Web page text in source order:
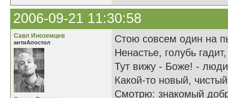
2006-09-21 11:30:58
Савл Иноземцев
антиАпостол
Стою совсем один на
Ненастье, голубь
Тут вижу - Боже! -
Какой-то новый,
Смотрю: знакомый